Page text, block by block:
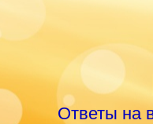
Ответы на